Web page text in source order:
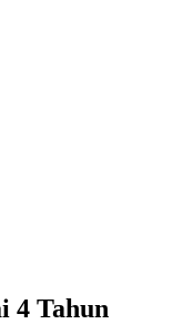
4 Tahun